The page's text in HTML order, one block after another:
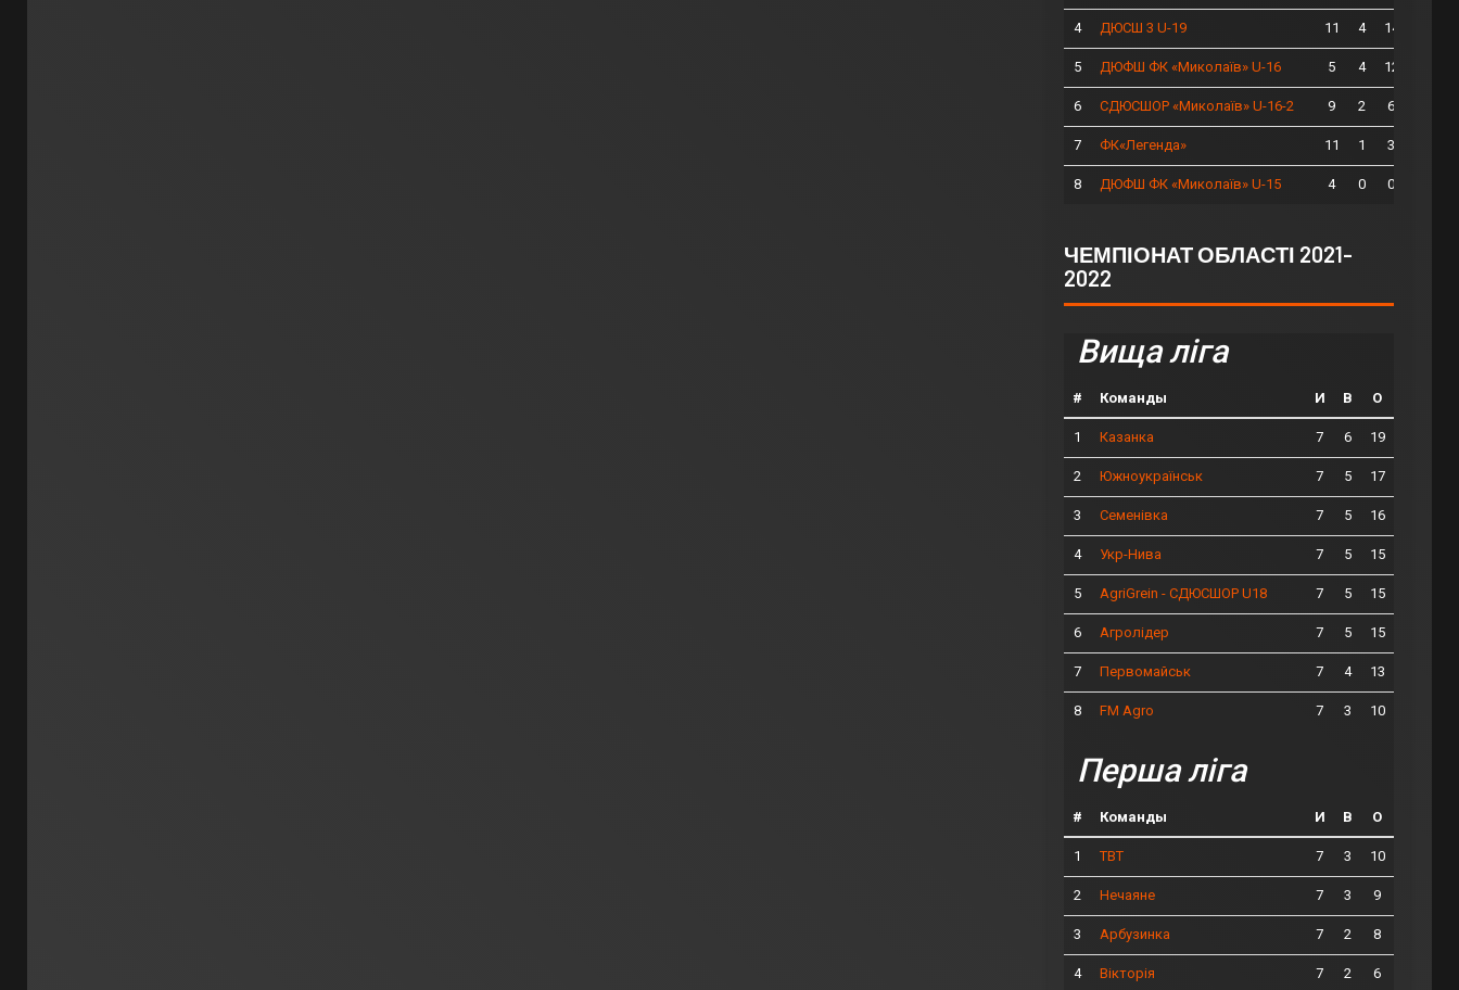
4 ДЮСШ 3 U-19 11 4 14
5 ДЮФШ ФК «Миколаїв» U-16 5 4 12
6 СДЮСШОР «Миколаїв» U-16-2 9 2 6
7 ФК«Легенда» 11 1 3
8 ДЮФШ ФК «Миколаїв» U-15 4 0 0
ЧЕМПІОНАТ ОБЛАСТІ 2021-
2022
Вища ліга
# Команды И В О
1 Казанка 7 6 19
2 Южноукраїнськ 7 5 17
3 Семенівка 7 5 16
4 Укр-Нива 7 5 15
5 AgriGrein - СДЮСШОР U18 7 5 15
6 Агролідер 7 5 15
7 Первомайськ 7 4 13
8 FM Agro 7 3 10
Перша ліга
# Команды И В О
1 ТВТ 7 3 10
2 Нечаяне 7 3 9
3 Арбузинка 7 2 8
4 Вікторія 7 2 6